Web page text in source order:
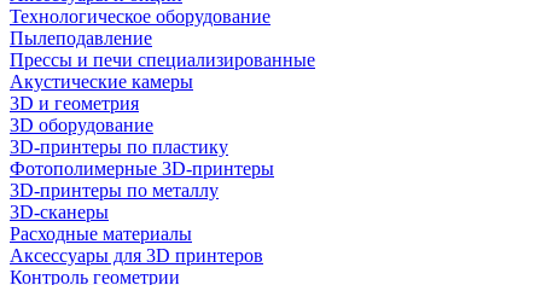
Технологическое оборудование
Пылеподавление
Прессы и печи специализированные
Акустические камеры
3D и геометрия
3D оборудование
3D-принтеры по пластику
Фотополимерные 3D-принтеры
3D-принтеры по металлу
3D-сканеры
Расходные материалы
Аксессуары для 3D принтеров
Контроль геометрии